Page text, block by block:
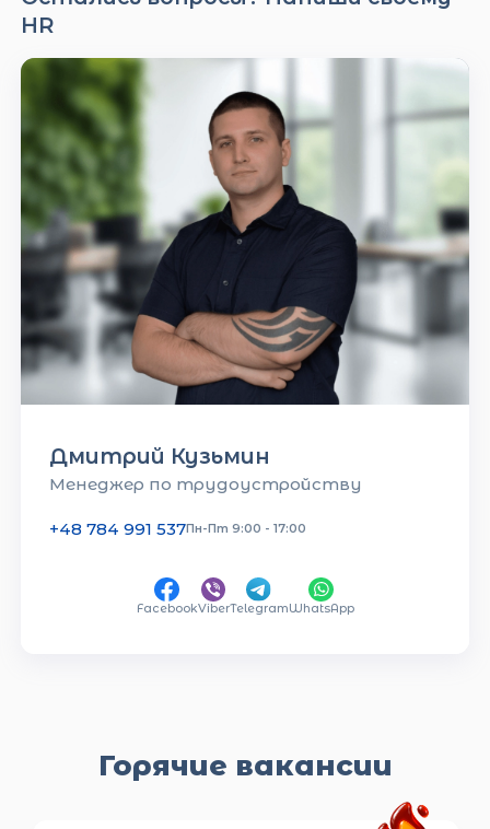
HR
Дмитрий Кузьмин
Менеджер по трудоустройству
+48 784 991 537Пн-Пт 9:00 - 17:00
FacebookViberTelegramWhatsApp
Горячие вакансии